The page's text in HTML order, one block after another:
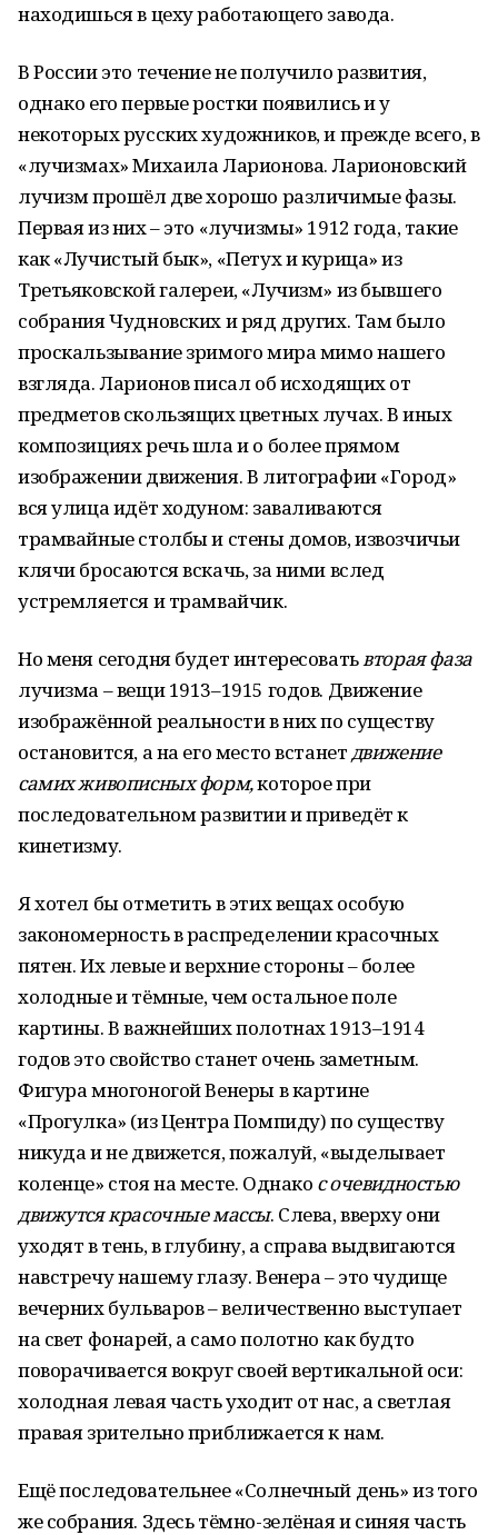
находишься в цеху работающего завода.
В России это течение не получило развития,
однако его первые ростки появились и у
некоторых русских художников, и прежде всего, в
«лучизмах» Михаила Ларионова. Ларионовский
лучизм прошёл две хорошо различимые фазы.
Первая из них – это «лучизмы» 1912 года, такие
как «Лучистый бык», «Петух и курица» из
Третьяковской галереи, «Лучизм» из бывшего
собрания Чудновских и ряд других. Там было
проскальзывание зримого мира мимо нашего
взгляда. Ларионов писал об исходящих от
предметов скользящих цветных лучах. В иных
композициях речь шла и о более прямом
изображении движения. В литографии «Город»
вся улица идёт ходуном: заваливаются
трамвайные столбы и стены домов, извозчичьи
клячи бросаются вскачь, за ними вслед
устремляется и трамвайчик.
Но меня сегодня будет интересоватьвторая фаза
лучизма – вещи 1913–1915 годов. Движение
изображённой реальности в них по существу
остановится, а на его место встанетдвижение
самих живописных форм,которое при
последовательном развитии и приведёт к
кинетизму.
Я хотел бы отметить в этих вещах особую
закономерность в распределении красочных
пятен. Их левые и верхние стороны – более
холодные и тёмные, чем остальное поле
картины. В важнейших полотнах 1913–1914
годов это свойство станет очень заметным.
Фигура многоногой Венеры в картине
«Прогулка» (из Центра Помпиду) по существу
никуда и не движется, пожалуй, «выделывает
коленце» стоя на месте. Однако с очевидностью
движутся красочные массы. Слева, вверху они
уходят в тень, в глубину, а справа выдвигаются
навстречу нашему глазу. Венера – это чудище
вечерних бульваров – величественно выступает
на свет фонарей, а само полотно как будто
поворачивается вокруг своей вертикальной оси:
холодная левая часть уходит от нас, а светлая
правая зрительно приближается к нам.
Ещё последовательнее «Солнечный день» из того
же собрания. Здесь тёмно-зелёная и синяя часть